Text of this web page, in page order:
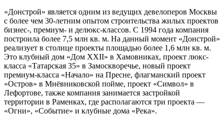
«Донстрой» является одним из ведущих девелоперов Москвы
с более чем 30-летним опытом строительства жилых проектов
бизнес-, премиум- и делюкс-классов. С 1994 года компания
построила более 7,5 млн кв. м. На данный момент «Донстрой»
реализует в столице проекты площадью более 1,6 млн кв. м.
Это клубный дом «Дом XXII» в Хамовниках, проект люкс-
класса «Татарская 35» в Замоскворечье, новый проект
премиум-класса «Начало» на Пресне, флагманский проект
«Остров» в Мнёвниковской пойме, проект «Символ» в
Лефортове, также компания занимается застройкой
территории в Раменках, где располагаются три проекта —
«Огни», «Событие» и клубные дома «Река».